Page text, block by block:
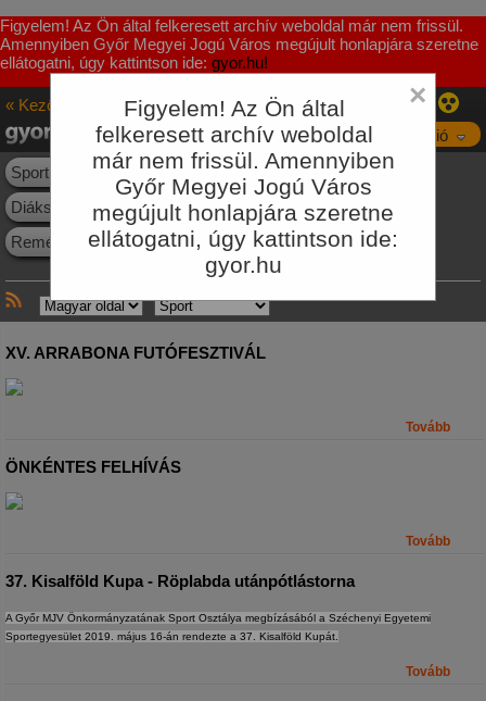
×
Figyelem! Az Ön által
felkeresett archív weboldal
már nem frissül. Amennyiben
Győr Megyei Jogú Város
megújult honlapjára szeretne
ellátogatni, úgy kattintson ide:
gyor.hu
Figyelem! Az Ön által felkeresett archív weboldal már nem frissül.
Amennyiben Győr Megyei Jogú Város megújult honlapjára szeretne
ellátogatni, úgy kattintson ide: gyor.hu!
« Kezőoldal
Sport
Navigáció
Sporthírek
Események Létesítmények
Egyesületek
Diáksport
Szabadidős sport
Büszkeségeink
Reménységeink
Letöltés Galéria
XV. ARRABONA FUTÓFESZTIVÁL
Tovább
ÖNKÉNTES FELHÍVÁS
Tovább
37. Kisalföld Kupa - Röplabda utánpótlástorna
A Győr MJV Önkormányzatának Sport Osztálya megbízásából a Széchenyi Egyetemi
Sportegyesület 2019. május 16-án rendezte a 37. Kisalföld Kupát.
Tovább